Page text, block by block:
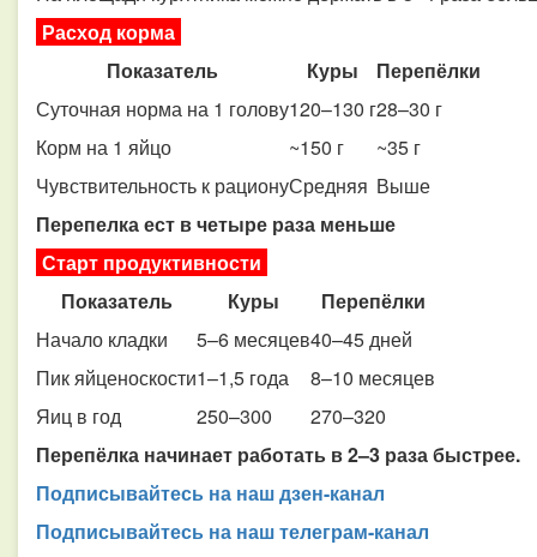
Расход корма
Показатель
Куры
Перепёлки
Суточная норма на 1 голову120–130 г28–30 г
Корм на 1 яйцо
~150 г
~35 г
Чувствительность к рационуСредняя Выше
Перепелка ест в четыре раза меньше
Старт продуктивности
Показатель
Куры
Перепёлки
Начало кладки
5–6 месяцев40–45 дней
Пик яйценоскости1–1,5 года
8–10 месяцев
Яиц в год
250–300
270–320
Перепёлка начинает работать в 2–3 раза быстрее.
Подписывайтесь на наш дзен-канал
Подписывайтесь на наш телеграм-канал